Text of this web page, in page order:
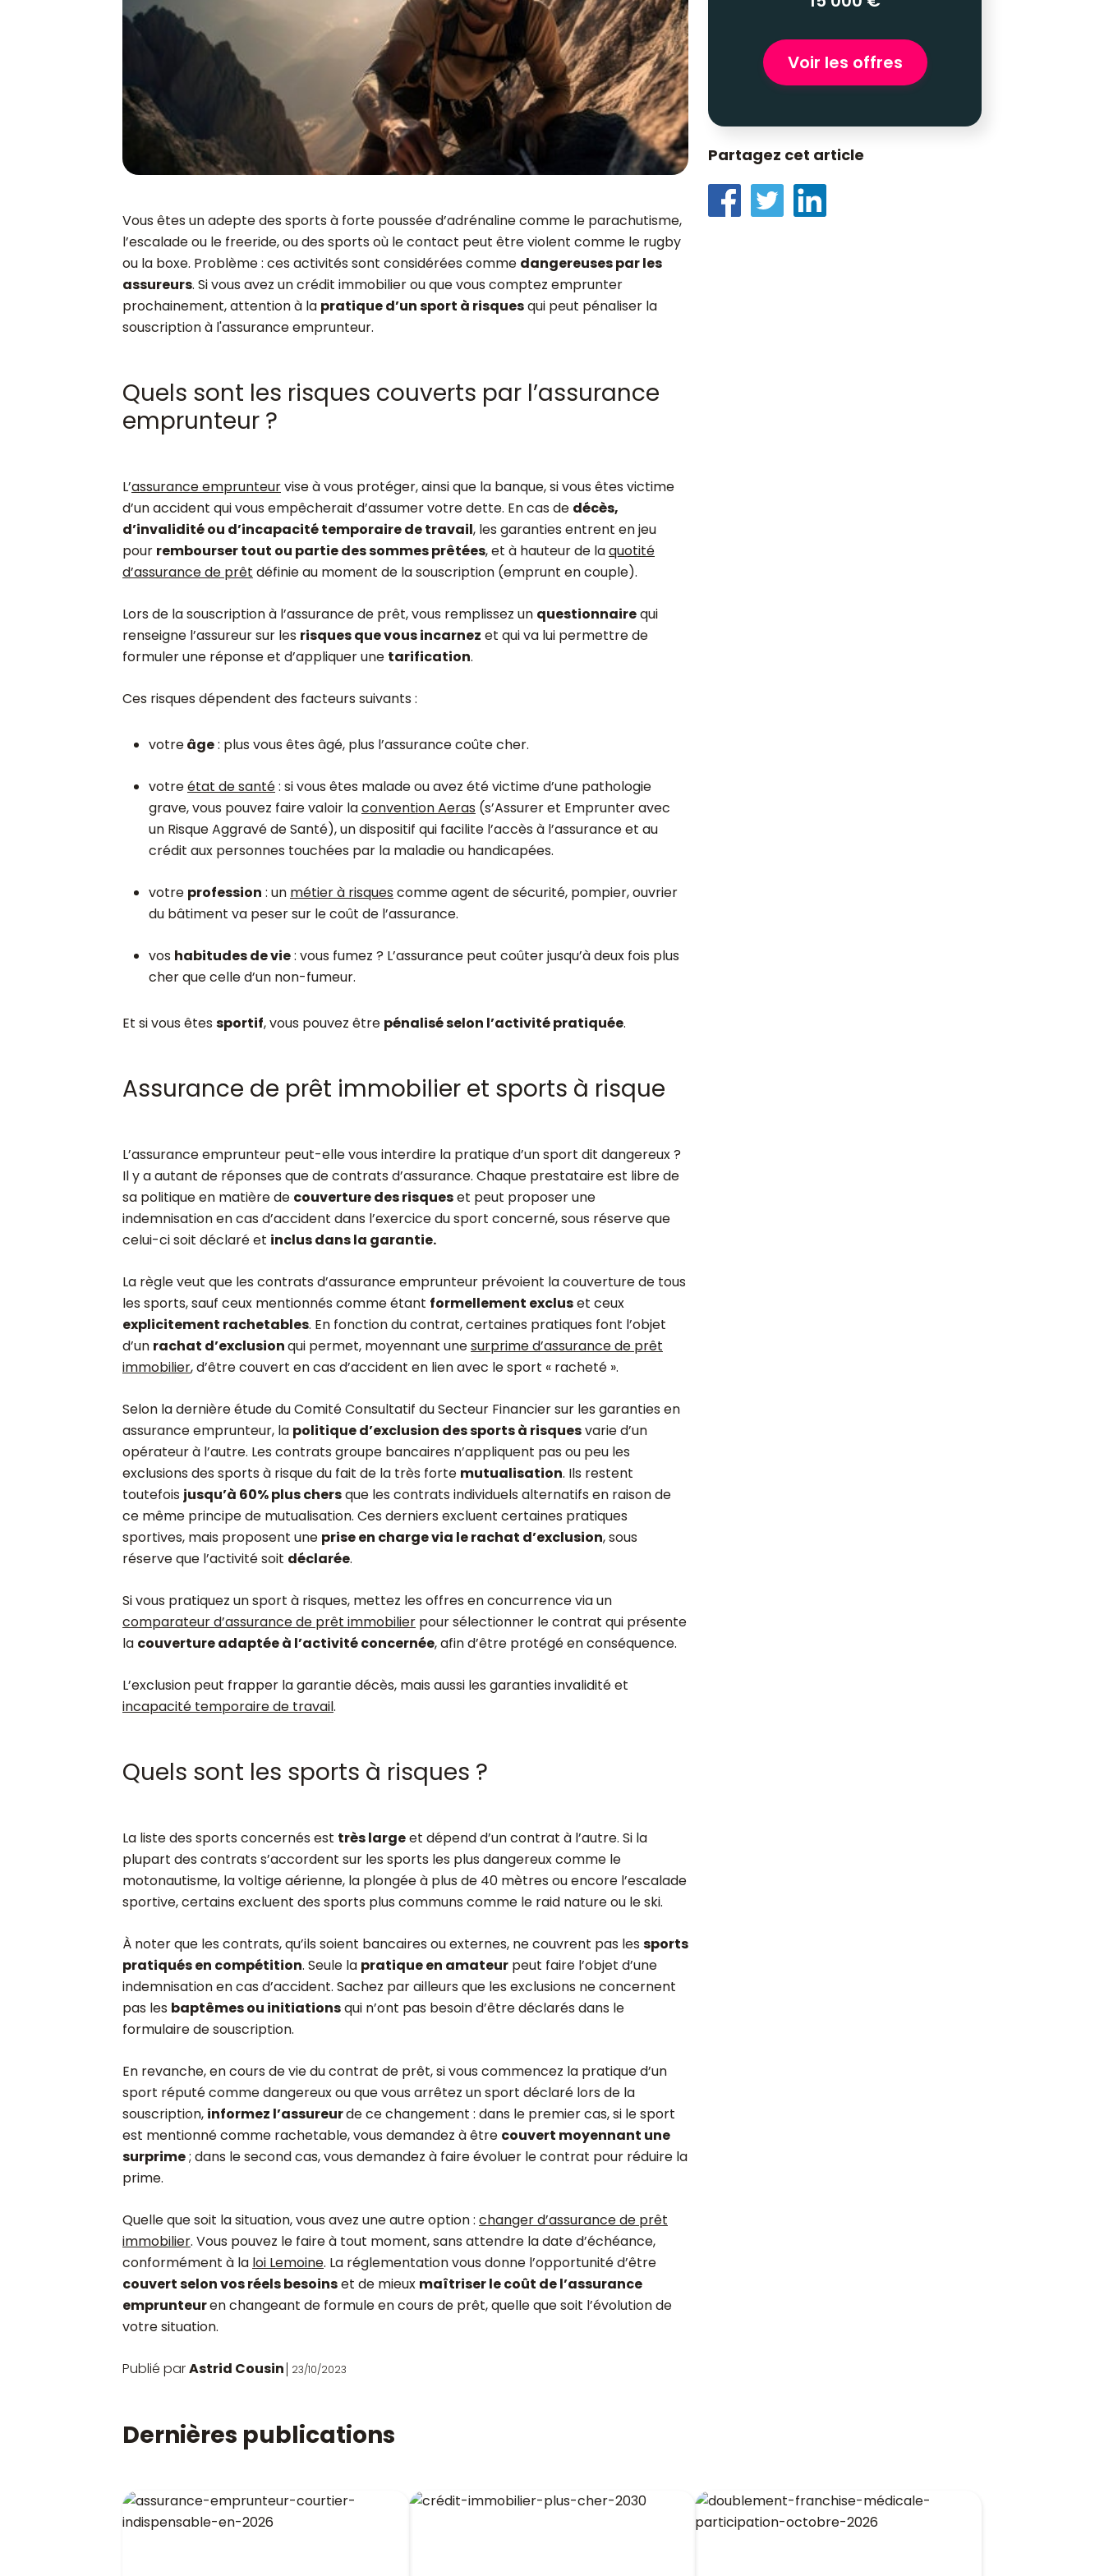
Vous êtes un adepte des sports à forte poussée d’adrénaline comme le parachutisme,
l’escalade ou le freeride, ou des sports où le contact peut être violent comme le rugby
ou la boxe. Problème : ces activités sont considérées comme dangereuses par les
assureurs. Si vous avez un crédit immobilier ou que vous comptez emprunter
prochainement, attention à la pratique d’un sport à risquesqui peut pénaliser la
souscription à l'assurance emprunteur.
Quels sont les risques couverts par l’assurance
emprunteur ?
L’assurance emprunteurvise à vous protéger, ainsi que la banque, si vous êtes victime
d’un accident qui vous empêcherait d’assumer votre dette. En cas de décès,
d’invalidité ou d’incapacité temporaire de travail, les garanties entrent en jeu
pour rembourser tout ou partie des sommes prêtées, et à hauteur de laquotité
d’assurance de prêt définie au moment de la souscription (emprunt en couple).
Lors de la souscription à l’assurance de prêt, vous remplissez un questionnairequi
renseigne l’assureur sur les risques que vous incarnez et qui va lui permettre de
formuler une réponse et d’appliquer une tarification.
Ces risques dépendent des facteurs suivants :
votreâge: plus vous êtes âgé, plus l’assurance coûte cher.
votreétat de santé: si vous êtes malade ou avez été victime d’une pathologie
grave, vous pouvez faire valoir laconvention Aeras (s’Assurer et Emprunter avec
un Risque Aggravé de Santé), un dispositif qui facilite l’accès à l’assurance et au
crédit aux personnes touchées par la maladie ou handicapées.
votre profession : un métier à risquescomme agent de sécurité, pompier, ouvrier
du bâtiment va peser sur le coût de l’assurance.
vos habitudes de vie: vous fumez ? L’assurance peut coûter jusqu’à deux fois plus
cher que celle d’un non-fumeur.
Et si vous êtessportif, vous pouvez être pénalisé selon l’activité pratiquée.
Assurance de prêt immobilier et sports à risque
L’assurance emprunteur peut-elle vous interdire la pratique d’un sport dit dangereux ?
Il y a autant de réponses que de contrats d’assurance. Chaque prestataire est libre de
sa politique en matière de couverture des risqueset peut proposer une
indemnisation en cas d’accident dans l’exercice du sport concerné, sous réserve que
celui-ci soit déclaré et inclus dans la garantie.
La règle veut que les contrats d’assurance emprunteur prévoient la couverture de tous
les sports, sauf ceux mentionnés comme étant formellement excluset ceux
explicitement rachetables. En fonction du contrat, certaines pratiques font l’objet
d’un rachat d’exclusionqui permet, moyennant unesurprime d’assurance de prêt
immobilier, d’être couvert en cas d’accident en lien avec le sport « racheté ».
Selon la dernière étude du Comité Consultatif du Secteur Financier sur les garanties en
assurance emprunteur, la politique d’exclusion des sports à risquesvarie d’un
opérateur à l’autre. Les contrats groupe bancaires n’appliquent pas ou peu les
exclusions des sports à risque du fait de la très forte mutualisation. Ils restent
toutefois jusqu’à 60% plus chersque les contrats individuels alternatifs en raison de
ce même principe de mutualisation. Ces derniers excluent certaines pratiques
sportives, mais proposent une prise en charge via le rachat d’exclusion, sous
réserve que l’activité soit déclarée.
Si vous pratiquez un sport à risques, mettez les offres en concurrence via un
comparateur d’assurance de prêt immobilier pour sélectionner le contrat qui présente
la couverture adaptée à l’activité concernée, afin d’être protégé en conséquence.
L’exclusion peut frapper la garantie décès, mais aussi les garanties invalidité et
incapacité temporaire de travail.
Quels sont les sports à risques ?
La liste des sports concernés est très largeet dépend d’un contrat à l’autre. Si la
plupart des contrats s’accordent sur les sports les plus dangereux comme le
motonautisme, la voltige aérienne, la plongée à plus de 40 mètres ou encore l’escalade
sportive, certains excluent des sports plus communs comme le raid nature ou le ski.
À noter que les contrats, qu’ils soient bancaires ou externes, ne couvrent pas lessports
pratiqués en compétition. Seule la pratique en amateur peut faire l’objet d’une
indemnisation en cas d’accident. Sachez par ailleurs que les exclusions ne concernent
pas les baptêmes ou initiationsqui n’ont pas besoin d’être déclarés dans le
formulaire de souscription.
En revanche, en cours de vie du contrat de prêt, si vous commencez la pratique d’un
sport réputé comme dangereux ou que vous arrêtez un sport déclaré lors de la
souscription, informez l’assureurde ce changement : dans le premier cas, si le sport
est mentionné comme rachetable, vous demandez à être couvert moyennant une
surprime; dans le second cas, vous demandez à faire évoluer le contrat pour réduire la
prime.
Quelle que soit la situation, vous avez une autre option : changer d’assurance de prêt
immobilier. Vous pouvez le faire à tout moment, sans attendre la date d’échéance,
conformément à la loi Lemoine. La réglementation vous donne l’opportunité d’être
couvert selon vos réels besoinset de mieux maîtriser le coût de l’assurance
emprunteuren changeant de formule en cours de prêt, quelle que soit l’évolution de
votre situation.
Publié parAstrid Cousin 23/10/2023
Voir les offres
Partagez cet article
Dernières publications